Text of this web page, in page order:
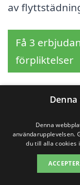
av
Få 3
förpliktelser
Sök
Denna
användarupplevelsen.
du till alla cookies